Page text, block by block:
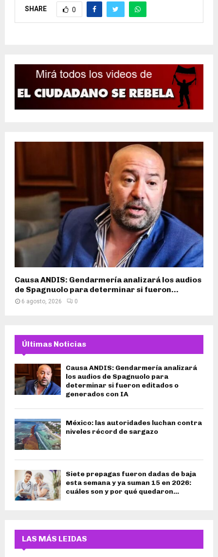
SHARE 0
Causa ANDIS: Gendarmería analizará los audios
de Spagnuolo para determinar si fueron...
6 agosto, 2026 0
Últimas Noticias
Causa ANDIS: Gendarmería analizará
los audios de Spagnuolo para
determinar si fueron editados o
generados con IA
México: las autoridades luchan contra
niveles récord de sargazo
Siete prepagas fueron dadas de baja
esta semana y ya suman 15 en 2026:
cuáles son y por qué quedaron...
LAS MÁS LEIDAS